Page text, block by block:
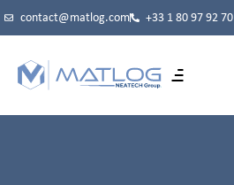
contact@matlog.com +33 1 80 97 92 70